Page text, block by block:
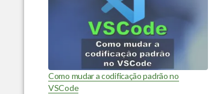
Como mudar a codificação padrão no
VSCode